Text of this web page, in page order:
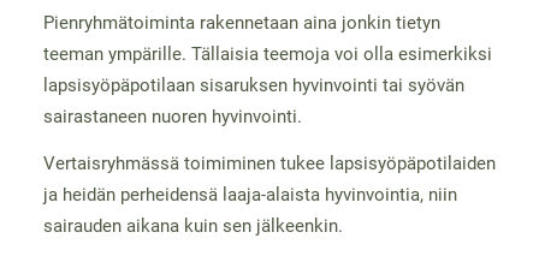
Pienryhmätoiminta rakennetaan aina jonkin tietyn
teeman ympärille. Tällaisia teemoja voi olla esimerkiksi
lapsisyöpäpotilaan sisaruksen hyvinvointi tai syövän
sairastaneen nuoren hyvinvointi.
Vertaisryhmässä toimiminen tukee lapsisyöpäpotilaiden
ja heidän perheidensä laaja-alaista hyvinvointia, niin
sairauden aikana kuin sen jälkeenkin.